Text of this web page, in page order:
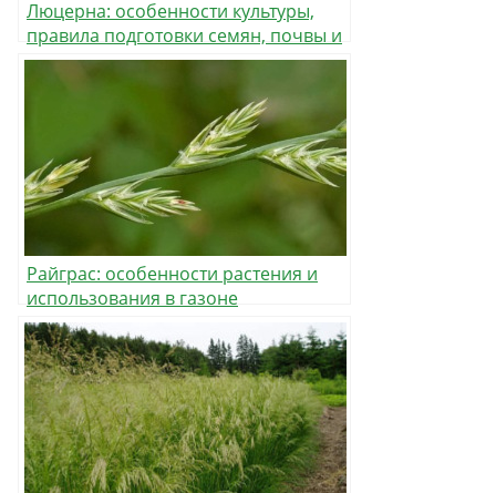
Люцерна: особенности культуры,
правила подготовки семян, почвы и
уход за посевом
Райграс: особенности растения и
использования в газоне